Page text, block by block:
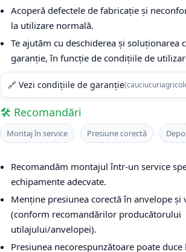
Acoperă defectele de fabricație și
la utilizare normală.
Te ajutăm cu deschiderea și soluționarea
garanție, în funcție de condițiile de
🔗 Vezi condițiile de garanție
🛠️ Recomandări
Montaj în service Presiune corectă
Recomandăm montajul într-un service
echipamente adecvate.
Menține presiunea corectă în anvelope
(conform recomandărilor producătorului
utilajului/anvelopei).
Presiunea necorespunzătoare poate duce